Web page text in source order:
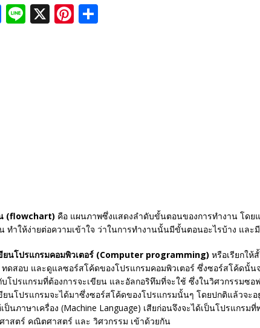
F Li X Pi
(flowchart) คือ แผนภาพซึ่งแสดงลำดับขั้นตอนของการทำงาน โด
ทำให้ง่ายต่อความเข้าใจ ว่าในการทำงานนั้นมีขั้นตอนอะไรบ้าง และ
ยนโปรแกรมคอมพิวเตอร์ (Computer programming) หรือเรียกให้
ทดสอบ และดูแลซอร์สโค้ดของโปรแกรมคอมพิวเตอร์ ซึ่งซอร์สโค้ดนั้
บโปรแกรมที่ต้องการจะเขียน และอัลกอริทึมที่จะใช้ ซึ่งในวิศวกรรม
ยนโปรแกรมจะได้มาซึ่งซอร์สโค้ดของโปรแกรมนั้นๆ โดยปกติแล้วจะ
ป็นภาษาเครื่อง (Machine Language) เสียก่อนจึงจะได้เป็นโปรแก
าสตร์ คณิตศาสตร์ และ วิศวกรรม เข้าด้วยกัน